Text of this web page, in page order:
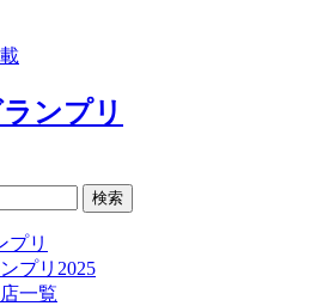
プリ
プリ2025
一覧